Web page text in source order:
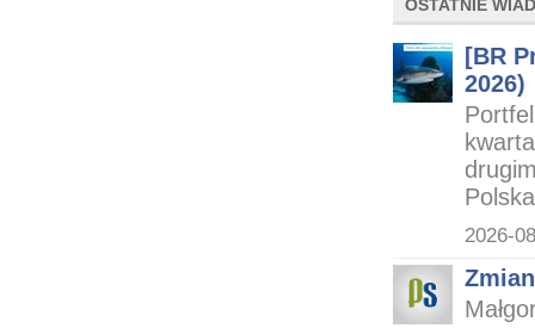
OSTATNIE
[BR
2026)
2026-